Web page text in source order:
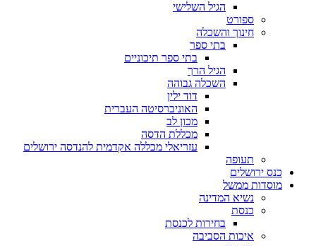
הגיל השלישי
ספורט
חינוך והשכלה
בתי ספר
בתי ספר תיכוניים
הגיל הרך
השכלה גבוהה
דוד ילין
האוניברסיטה העברית
מכון לב
מכללת הדסה
עזריאלי מכללה אקדמית להנדסה ירושלים
תעופה
כנס ירושלים
מוסדות ממשל
נשיא המדינה
כנסת
בחירות לכנסת
איכות הסביבה